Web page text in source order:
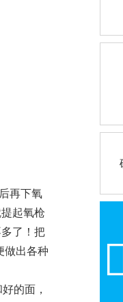
再下氧
起氧枪
了！把
做出各种
的面，